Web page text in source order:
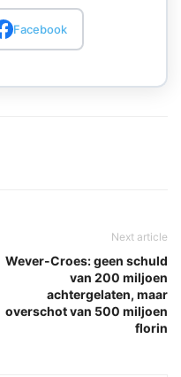
Facebook
Next article
Wever-Croes: geen schuld
van 200 miljoen
achtergelaten, maar
overschot van 500 miljoen
florin